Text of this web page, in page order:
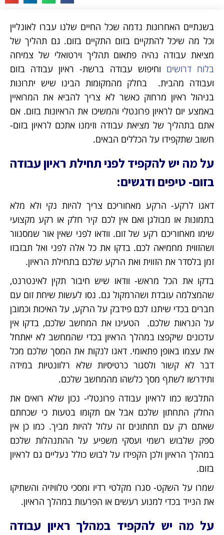
בשנתיים האחרונות נדמה שכל החיים שלנו עברו לאונליין
וכל מה שיכל להתקיים בזום התקיים בזום. גם תהליך של
מציאת עבודה נהיה פתאום תהליך וירטואלי של צמיחה
בלוח דרושים וחיפוש עבודה ברשת- ראיון עבודה בזום
ועבודה מהבית. בחלק מהמקומות הבינו שיש יתרונות
בניהול ראיון מרחוק כאשר לא צריך להביא את המרואיין
באמצע יום לראיון פרונטלי והמשיכו את הראיונות בזום. אם
אתם בתהליך של מציאת עבודה וזימנו אתכם לראיון בזום-
חשוב שתקפידו על הכללים הבאים.
על מה יש להקפיד לפני תחילת ראיון עבודה
בזום- טיפים ודגשים:
דאגו לרקע- הרקע מאחוריכם צריך להיות נקי ולא מלא
בתמונות או מבולגן ואם אין לכם קיר חלק או רקע מקצועי
שימו מאחוריכם רקע של זום. וודאו לפני שאין אור שמסנוור
ושהזווית מחמיאה לכם. בדקו את כל אלה לפני ואל תבזבזו
זמן בלסדר את הזווית ואת הרקע שלכם בתחילת הראיון.
בדקו את הכל מראש- וודאו שיש חיבור תקין לאינטרנט,
שהמצלמה עובדת ושהרמקול גם. נסו לעשות שיחת זום עם
חברים בכדי שיתנו לכם פידבק על הרקע, על האיכות וכמובן
על הנראות שלכם. הטעינו את המחשב שלכם, בדקו אין
עדכונים שיקפצו במהלך הראיון בכדי שהמחשב לא יאתחל
את עצמו באופן פתאומי. דאגו לנקות את המסך שלכם מכל
דבר לא קשור ולסגור כרטיסיות שלא רלוונטיות במידה
ותידרשו לשתף מסך כלשהו מהמחשב שלכם.
התלבשו כמו לראיון עבודה פרונטלי- נכון שלא רואים את
החלק התחתון שלכם אבל אם תקומו בטעות כי שכחתם
שאתם רק עם תחתונים זה עלול להיות מביך. כמו כן אין
ספק שלבוש רשמי ועסקי משפיע על ההתנהלות שלכם
במהלך הראיון ולכן הקפידו על לבוש כולל נעליים גם לראיון
בזום.
שמרו על השקט- סגרו מקלטי רדיו ומסכי טלוויזיה והשתיקו
את הנייד בכדי למנוע רעשים או הפרעות במהלך הראיון.
על מה יש להקפיד במהלך ראיון עבודה